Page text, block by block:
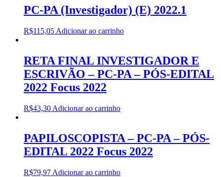
PC-PA (Investigador) (E) 2022.1
R$115,05 Adicionar ao carrinho
RETA FINAL INVESTIGADOR E
ESCRIVÃO – PC-PA – PÓS-EDITAL
2022 Focus 2022
R$43,30 Adicionar ao carrinho
PAPILOSCOPISTA – PC-PA – PÓS-
EDITAL 2022 Focus 2022
R$79,97 Adicionar ao carrinho